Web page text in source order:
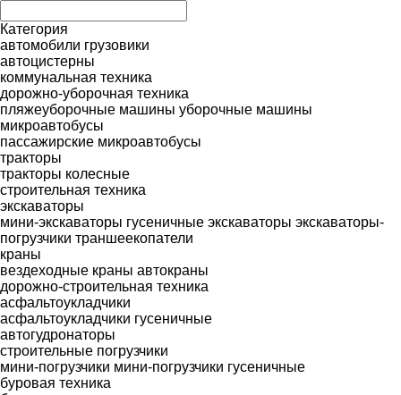
Категория
автомобили грузовики
автоцистерны
коммунальная техника
дорожно-уборочная техника
пляжеуборочные машины уборочные машины
микроавтобусы
пассажирские микроавтобусы
тракторы
тракторы колесные
строительная техника
экскаваторы
мини-экскаваторы гусеничные экскаваторы экскаваторы-
погрузчики траншеекопатели
краны
вездеходные краны автокраны
дорожно-строительная техника
асфальтоукладчики
асфальтоукладчики гусеничные
автогудронаторы
строительные погрузчики
мини-погрузчики мини-погрузчики гусеничные
буровая техника